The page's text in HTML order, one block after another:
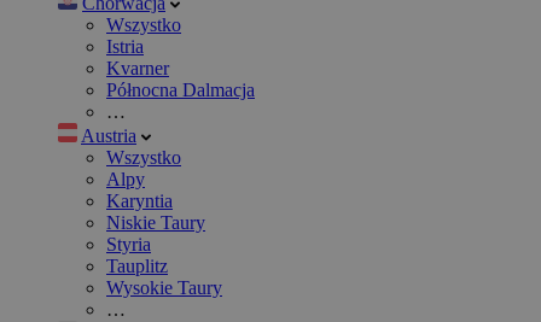
Wszystko
Istria
Kvarner
Północna Dalmacja
…
Austria
Wszystko
Alpy
Karyntia
Niskie Taury
Styria
Tauplitz
Wysokie Taury
…